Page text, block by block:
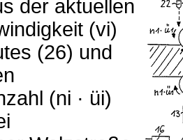
der ak­tuellen
(vi)
(26) und
(ni · üi)